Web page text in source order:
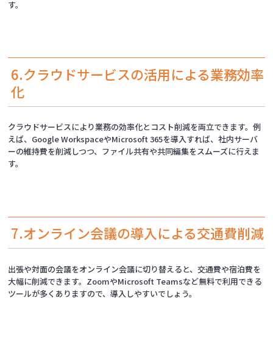
す。
6.クラウドサービスの活用による業務効率
化
クラウドサービスにより業務の効率化とコスト削減を両立できます。例
えば、Google WorkspaceやMicrosoft 365を導入すれば、社内サーバ
ーの維持費を削減しつつ、ファイル共有や共同編集をスムーズに行えま
す。
7.オンライン会議の導入による交通費削減
出張や対面の会議をオンライン会議に切り替えると、交通費や宿泊費を
大幅に削減できます。ZoomやMicrosoft Teamsなど無料で利用できる
ツールが多くありますので、導入しやすいでしょう。